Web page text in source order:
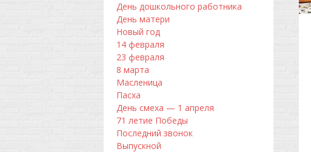
День дошкольного работника
День матери
Новый год
14 февраля
23 февраля
8 марта
Масленица
Пасха
День смеха — 1 апреля
71 летие Победы
Последний звонок
Выпускной